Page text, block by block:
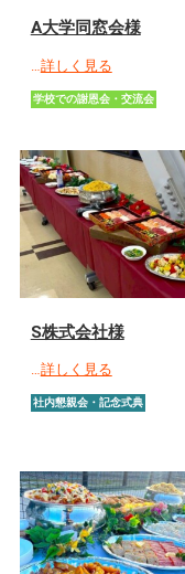
A大学同窓会様
詳しく見る
学校での謝恩会・交流会
S株式会社様
…詳しく見る
社内懇親会・記念式典